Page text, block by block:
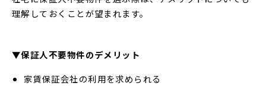
理解しておくことが望まれます。
▼保証人不要物件のデメリット
家賃保証会社の利用を求められる